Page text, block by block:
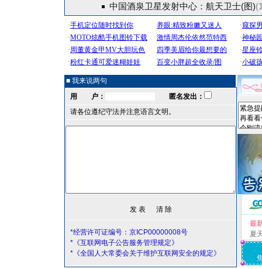
中国酒泉卫星发射中心：航天卫士(图)
■ 我来说两句
用 户：
匿名发出：
请各位遵纪守法并注意语言文明。
*经营许可证编号：京ICP00000008号
*《互联网电子公告服务管理规定》
*《全国人大常委会关于维护互联网安全的规定》
最
夏